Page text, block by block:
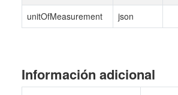
unitOfMeasurement
json
Información adicional